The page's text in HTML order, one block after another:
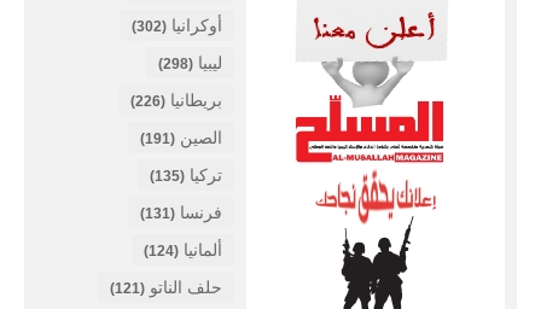
أوكرانيا (302)
ليبيا (298)
بريطانيا (226)
الصين (191)
تركيا (135)
فرنسا (131)
ألمانيا (124)
حلف الناتو (121)